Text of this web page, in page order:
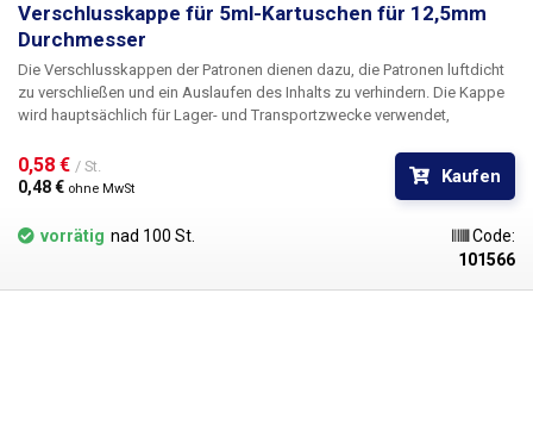
Verschlusskappe für 5ml-Kartuschen für 12,5mm
Durchmesser
Die Verschlusskappen der Patronen dienen dazu, die Patronen luftdicht
zu verschließen und ein Auslaufen des Inhalts zu verhindern. Die Kappe
wird hauptsächlich für Lager- und Transportzwecke verwendet,
versehentliches mechanisches Drücken des Kolbens und das
Verschütten von Flüssigkeit verhindert.
Für Kartuschen mit 12,5 mm (5
0,58 € / St.
0,48 € ohne MwSt
Kaufen
vorrätig nad 100 St.
Code:
101566